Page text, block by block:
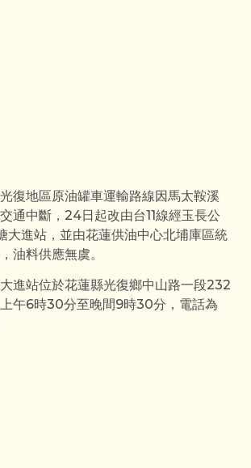
復地區原油罐車運輸路線因馬太鞍溪
通中斷，24日起改由台11線經玉長公
大進站，並由花蓮供油中心北埔庫區統
油料供應無虞。
進站位於花蓮縣光復鄉中山路一段232
午6時30分至晚間9時30分，電話為